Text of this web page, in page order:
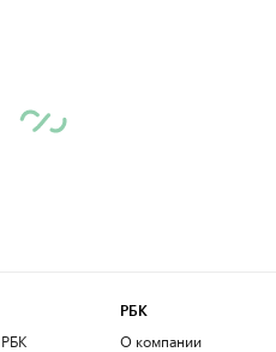
РБК
О компании